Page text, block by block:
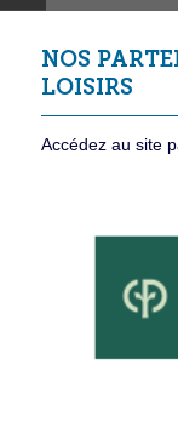
NOS
LOISIRS
Accédez au site